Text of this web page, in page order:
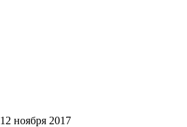
12 ноября 2017